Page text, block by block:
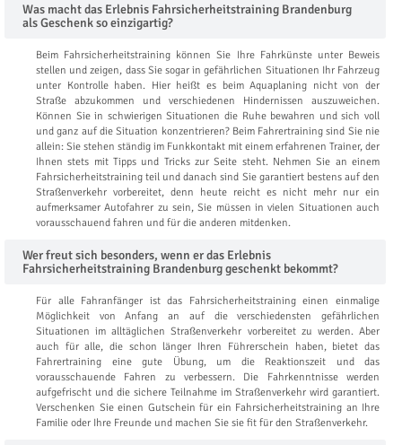
Was macht das Erlebnis Fahrsicherheitstraining Brandenburg
als Geschenk so einzigartig?
Beim Fahrsicherheitstraining können Sie Ihre Fahrkünste unter Beweis
stellen und zeigen, dass Sie sogar in gefährlichen Situationen Ihr Fahrzeug
unter Kontrolle haben. Hier heißt es beim Aquaplaning nicht von der
Straße abzukommen und verschiedenen Hindernissen auszuweichen.
Können Sie in schwierigen Situationen die Ruhe bewahren und sich voll
und ganz auf die Situation konzentrieren? Beim Fahrertraining sind Sie nie
allein: Sie stehen ständig im Funkkontakt mit einem erfahrenen Trainer, der
Ihnen stets mit Tipps und Tricks zur Seite steht. Nehmen Sie an einem
Fahrsicherheitstraining teil und danach sind Sie garantiert bestens auf den
Straßenverkehr vorbereitet, denn heute reicht es nicht mehr nur ein
aufmerksamer Autofahrer zu sein, Sie müssen in vielen Situationen auch
vorausschauend fahren und für die anderen mitdenken.
Wer freut sich besonders, wenn er das Erlebnis
Fahrsicherheitstraining Brandenburg geschenkt bekommt?
Für alle Fahranfänger ist das Fahrsicherheitstraining einen einmalige
Möglichkeit von Anfang an auf die verschiedensten gefährlichen
Situationen im alltäglichen Straßenverkehr vorbereitet zu werden. Aber
auch für alle, die schon länger Ihren Führerschein haben, bietet das
Fahrertraining eine gute Übung, um die Reaktionszeit und das
vorausschauende Fahren zu verbessern. Die Fahrkenntnisse werden
aufgefrischt und die sichere Teilnahme im Straßenverkehr wird garantiert.
Verschenken Sie einen Gutschein für ein Fahrsicherheitstraining an Ihre
Familie oder Ihre Freunde und machen Sie sie fit für den Straßenverkehr.